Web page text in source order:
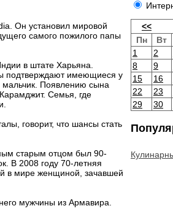
Он установил мировой
самого пожилого папы
в штате Харьяна.
подтверждают имеющиеся у
мальчик. Появлению сына
Семья, где
говорит, что шансы стать
старым отцом был 90-
В 2008 году 70-летняя
в мире женщиной, зачавшей
мужчины из Армавира.
<<
Пн
Вт
1
2
8
9
15
16
22
23
29
30